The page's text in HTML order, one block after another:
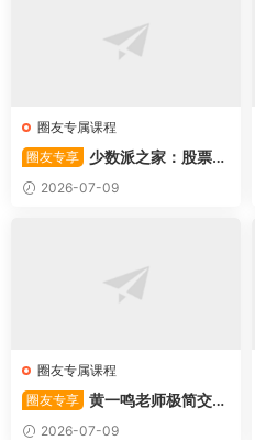
圈友专属课程
圈友专享
少数派之家：股票操
作系统—从入门到精通
2026-07-09
圈友专属课程
圈友专享 黄一鸣老师极简交易
系统2026-07-09